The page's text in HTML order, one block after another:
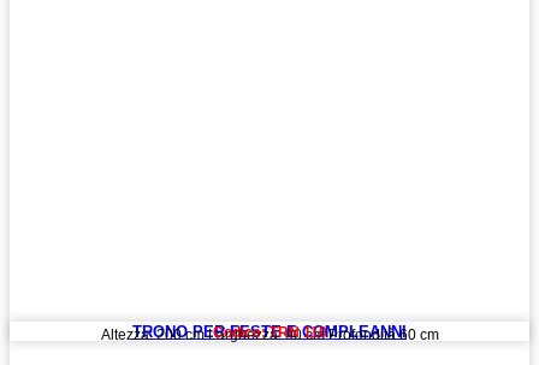
TRONO PER FESTE E COMPLEANNI
Altezza: 200 cm Larghezza: 90 cm Profondità 60 cm
Codice: TRN 110